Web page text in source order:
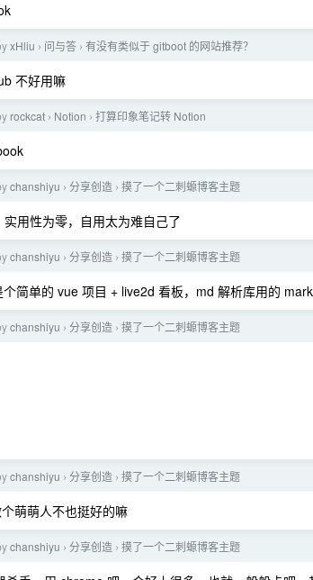
xHliu › 问与答 › 有没有类似于 gitboot 的网站推荐？
不好用嘛
rockcat › Notion › 打算印象笔记转 Notion
chanshiyu › 分享创造 › 摸了一个二刺螈博客主题
用性为零，自用太为难自己了
chanshiyu › 分享创造 › 摸了一个二刺螈博客主题
个简单的 vue 项目 + live2d 看板，md 解析库用的
chanshiyu › 分享创造 › 摸了一个二刺螈博客主题
chanshiyu › 分享创造 › 摸了一个二刺螈博客主题
萌萌人不也挺好的嘛
chanshiyu › 分享创造 › 摸了一个二刺螈博客主题